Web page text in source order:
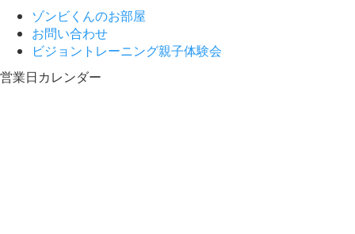
ゾンビくんのお部屋
お問い合わせ
ビジョントレーニング親子体験会
営業日カレンダー